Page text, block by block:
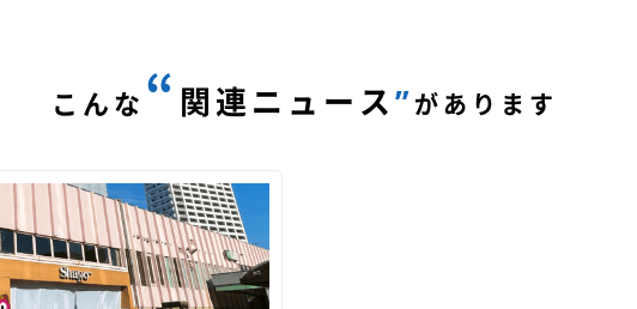
こんな “ 関連ニュース”があります